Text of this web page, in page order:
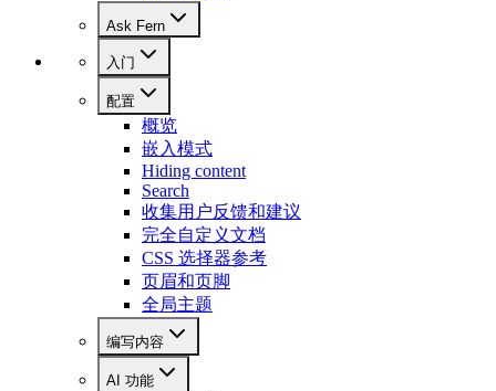
Ask Fern
入门
配置
概览
嵌入模式
Hiding content
Search
收集用户反馈和建议
完全自定义文档
CSS 选择器参考
页眉和页脚
全局主题
编写内容
AI 功能